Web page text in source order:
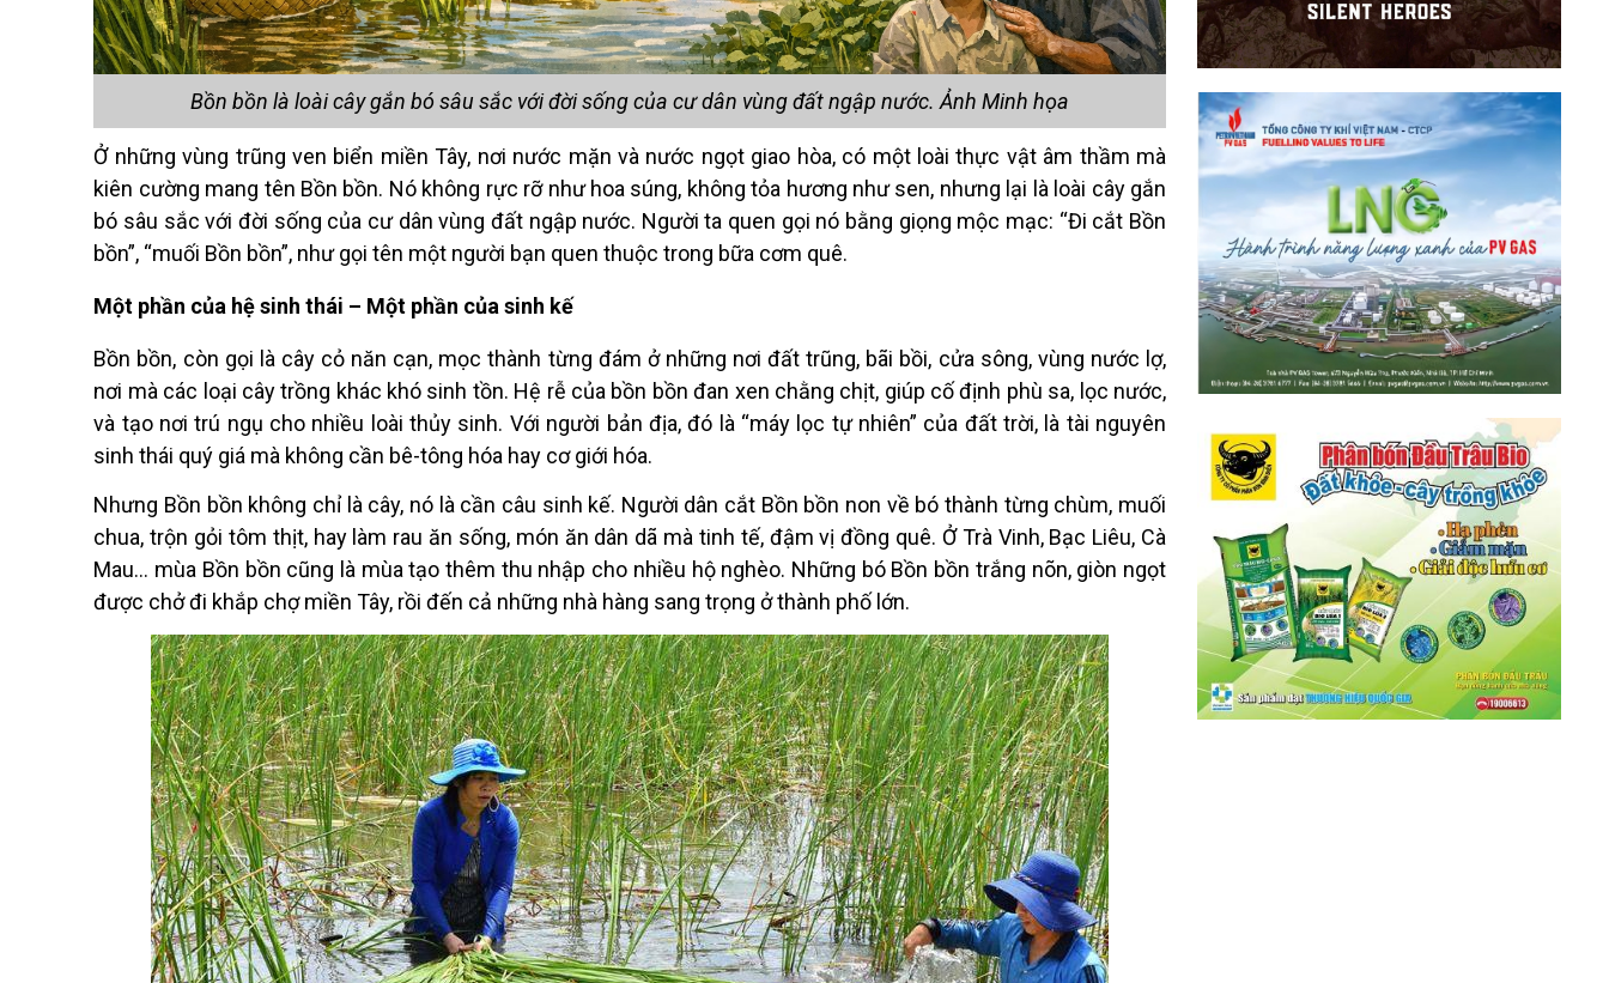
Bồn bồn là loài cây gắn bó sâu sắc với đời sống của cư dân vùng đất ngập nước. Ảnh Minh họa
Ở những vùng trũng ven biển miền Tây, nơi nước mặn và nước ngọt giao hòa, có một loài thực vật âm thầm mà
kiên cường mang tên Bồn bồn. Nó không rực rỡ như hoa súng, không tỏa hương như sen, nhưng lại là loài cây gắn
bó sâu sắc với đời sống của cư dân vùng đất ngập nước. Người ta quen gọi nó bằng giọng mộc mạc: “Đi cắt Bồn
bồn”, “muối Bồn bồn”, như gọi tên một người bạn quen thuộc trong bữa cơm quê.
Một phần của hệ sinh thái – Một phần của sinh kế
Bồn bồn, còn gọi là cây cỏ năn cạn, mọc thành từng đám ở những nơi đất trũng, bãi bồi, cửa sông, vùng nước lợ,
nơi mà các loại cây trồng khác khó sinh tồn. Hệ rễ của bồn bồn đan xen chằng chịt, giúp cố định phù sa, lọc nước,
và tạo nơi trú ngụ cho nhiều loài thủy sinh. Với người bản địa, đó là “máy lọc tự nhiên” của đất trời, l à tài nguyên
sinh thái quý giá mà không cần bê-tông hóa hay cơ giới hóa.
Nhưng Bồn bồn không chỉ là cây, nó là cần câu sinh kế. Người dân cắt Bồn bồn non về bó thành từng chùm, muối
chua, trộn gỏi tôm thịt, hay làm rau ăn sống, món ăn dân dã mà tinh tế, đậm vị đồng quê. Ở Trà Vinh, Bạc Liêu, Cà
Mau… mùa Bồn bồn cũng là mùa tạo thêm thu nhập cho nhiều hộ nghèo. Những bó Bồn bồn trắng nõn, giòn ngọt
được chở đi khắp chợ miền Tây, rồi đến cả những nhà hàng sang trọng ở thành phố lớn.